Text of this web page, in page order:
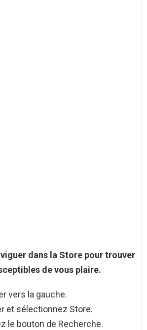
dans la Store pour trouver
de vous plaire.
vers la gauche.
et sélectionnez Store.
le bouton de Recherche.